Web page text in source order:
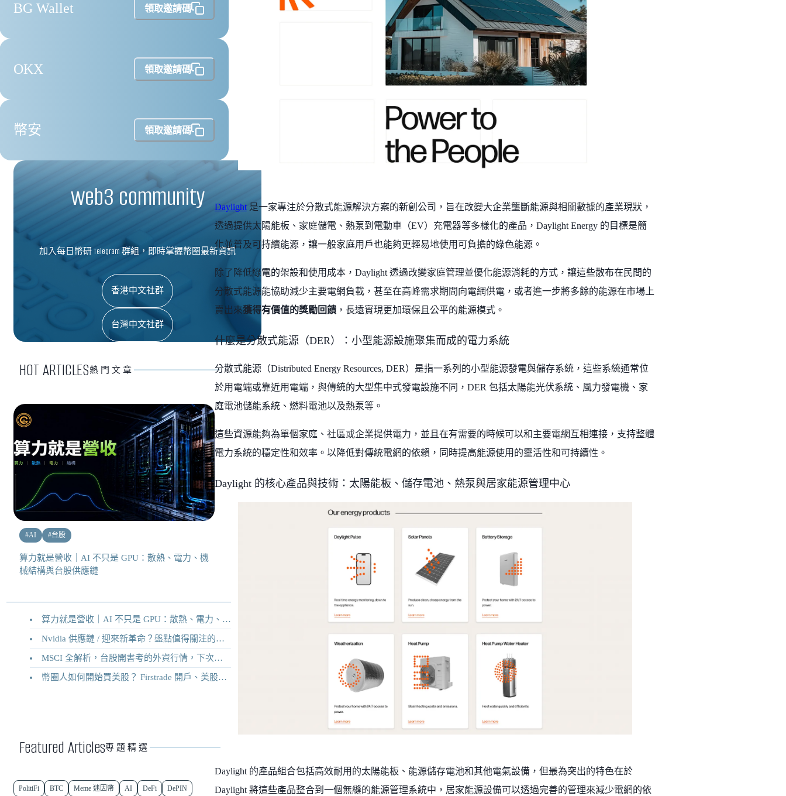
BG Wallet 領取邀請碼
OKX 領取邀請碼
幣安 領取邀請碼
web3 community
加入每日幣研 Telegram 群組，即時掌握幣圈最新資訊
香港中文社群
台灣中文社群
HOT ARTICLES熱門文章
#AI #台股
算力就是營收｜AI 不只是 GPU：散熱、電力、機
械結構與台股供應鏈
算力就是營收｜AI 不只是 GPU：散熱、電力、機械結構與台股供應鏈
Nvidia 供應鏈 / 迎來新革命？盤點值得關注的二十家供應鏈企業
MSCI 全解析，台股開書考的外資行情，下次調整你準備好了嗎？
幣圈人如何開始買美股？ Firstrade 開戶、美股交易機制完整教學
Featured Articles專題精選
PolitiFi BTC Meme 迷因幣 AI DeFi DePIN
Daylight 是一家專注於分散式能源解決方案的新創公司，旨在改變大企業壟斷能源與相關數據的產業現狀，
透過提供太陽能板、家庭儲電、熱泵到電動車（EV）充電器等多樣化的產品，Daylight Energy 的目標是簡
化並普及可持續能源，讓一般家庭用戶也能夠更輕易地使用可負擔的綠色能源。
除了降低綠電的架設和使用成本，Daylight 透過改變家庭管理並優化能源消耗的方式，讓這些散布在民間的
分散式能源能協助減少主要電網負載，甚至在高峰需求期間向電網供電，或者進一步將多餘的能源在市場上
賣出來獲得有價值的獎勵回饋 ，長遠實現更加環保且公平的能源模式。
什麼是分散式能源（DER）：小型能源設施聚集而成的電力系統
分散式能源（Distributed Energy Resources, DER）是指一系列的小型能源發電與儲存系統，這些系統通常位
於用電端或靠近用電端，與傳統的大型集中式發電設施不同，DER 包括太陽能光伏系統、風力發電機、家
庭電池儲能系統、燃料電池以及熱泵等。
這些資源能夠為單個家庭、社區或企業提供電力，並且在有需要的時候可以和主要電網互相連接，支持整體
電力系統的穩定性和效率。以降低對傳統電網的依賴，同時提高能源使用的靈活性和可持續性。
Daylight 的核心產品與技術：太陽能板、儲存電池、熱泵與居家能源管理中心
Daylight 的產品組合包括高效耐用的太陽能板、能源儲存電池和其他電氣設備，但最為突出的特色在於
Daylight 將這些產品整合到一個無縫的能源管理系統中，居家能源設備可以透過完善的管理來減少電網的依